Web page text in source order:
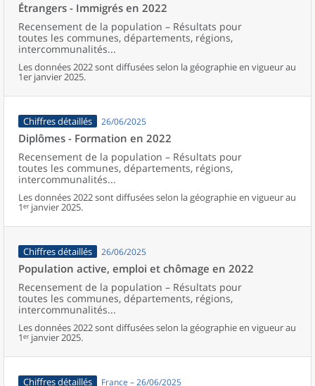
Étrangers - Immigrés en 2022
Recensement de la population – Résultats pour
toutes les communes, départements, régions,
intercommunalités...
Les données 2022 sont diffusées selon la géographie en vigueur au
1er janvier 2025.
Chiffres détaillés 26/06/2025
Diplômes - Formation en 2022
Recensement de la population – Résultats pour
toutes les communes, départements, régions,
intercommunalités...
Les données 2022 sont diffusées selon la géographie en vigueur au
1ᵉʳ janvier 2025.
Chiffres détaillés 26/06/2025
Population active, emploi et chômage en 2022
Recensement de la population – Résultats pour
toutes les communes, départements, régions,
intercommunalités...
Les données 2022 sont diffusées selon la géographie en vigueur au
1ᵉʳ janvier 2025.
Chiffres détaillés France – 26/06/2025